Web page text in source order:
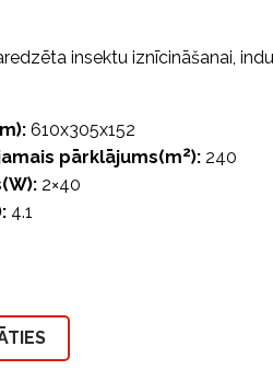
insektu iznīcināšanai,
610x305x152
pārklājums(m2): 240
2×40
4.1